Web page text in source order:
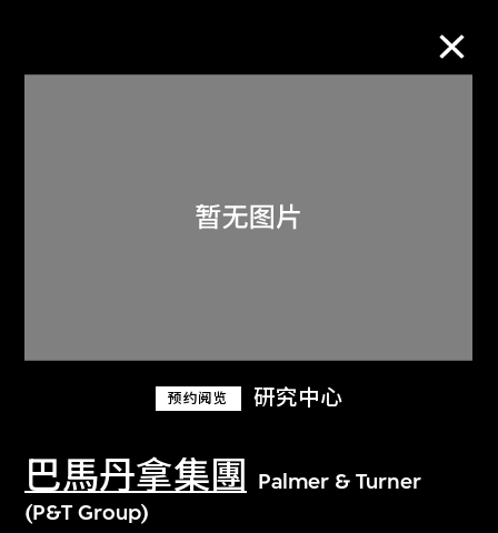
预约阅览 研究中心
巴馬丹拿集團
Palmer & Turner
(P&T Group)
关于M+藏品
探索世界顶级的二十及二十一世纪视觉
文化藏品。